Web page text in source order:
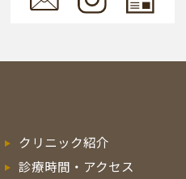
クリニック紹介
診療時間・アクセス